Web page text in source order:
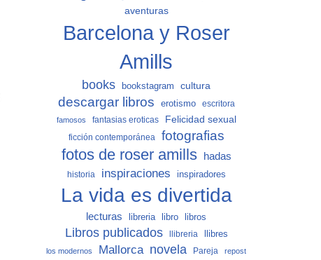
aventuras
Barcelona y Roser
Amills
books bookstagram cultura
descargar libros erotismo escritora
famosos fantasias eroticas Felicidad sexual
ficción contemporánea fotografias
fotos de roser amills hadas
historia inspiraciones inspiradores
La vida es divertida
lecturas libreria libro libros
Libros publicados llibreria llibres
los modernos Mallorca novela Pareja repost